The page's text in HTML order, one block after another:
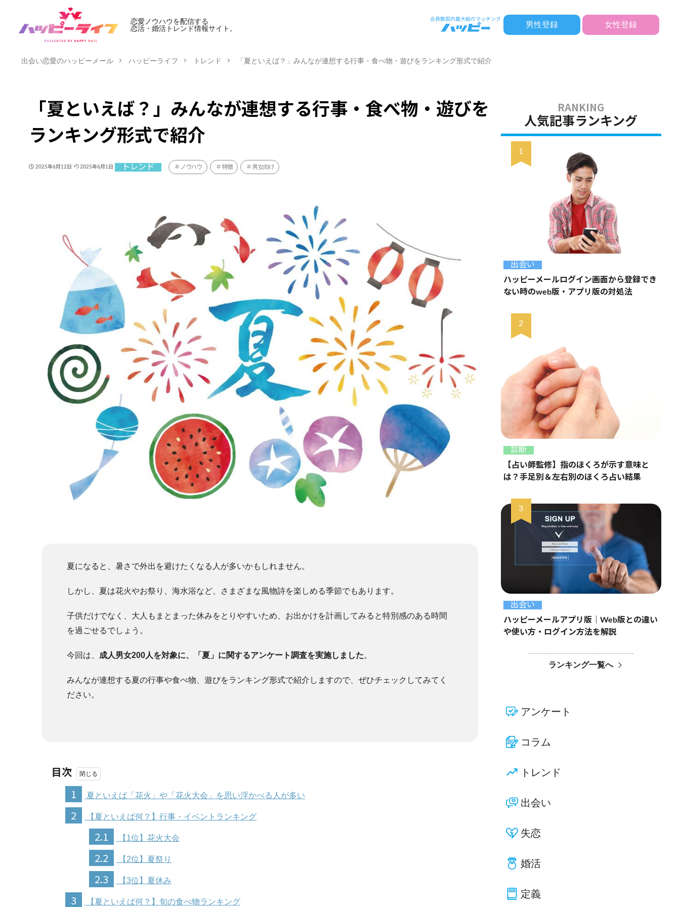
恋愛ノウハウを配信する
恋活・婚活トレンド情報サイト。
男性登録 女性登録
出会い恋愛のハッピーメール ハッピーライフ トレンド 「夏といえば？」みんなが連想する行事・食べ物・遊びをランキング形式で紹介
「夏といえば？」みんなが連想する行事・食べ物・遊びを
ランキング形式で紹介
2025年6月12日 2025年6月1日 トレンド ノウハウ 特徴 男女向け
夏になると、暑さで外出を避けたくなる人が多いかもしれません。
しかし、夏は花火やお祭り、海水浴など、さまざまな風物詩を楽しめる季節でもあります。
子供だけでなく、大人もまとまった休みをとりやすいため、お出かけを計画してみると特別感のある時間
を過ごせるでしょう。
今回は、 成人男女200人を対象に、「夏」に関するアンケート調査を実施しました。
みんなが連想する夏の行事や食べ物、遊びをランキング形式で紹介しますので、ぜひチェックしてみてく
ださい。
目次
1
夏といえば「花火」や「花火大会」を思い浮かべる人が多い
2 【夏といえば何？】行事・イベントランキング
2.1 【1位】花火大会
2.2 【2位】夏祭り
2.3 【3位】夏休み
3 【夏といえば何？】旬の食べ物ランキング
人気記事ランキング
出会い
ハッピーメールログイン画面から登録でき
ない時のweb版・アプリ版の対処法
診断
【占い師監修】指のほくろが示す意味と
は？手足別＆左右別のほくろ占い結果
出会い
ハッピーメールアプリ版｜Web版との違い
や使い方・ログイン方法を解説
ランキング一覧へ
アンケート
コラム
トレンド
出会い
失恋
婚活
定義